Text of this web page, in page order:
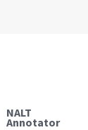
NALT
Annotator